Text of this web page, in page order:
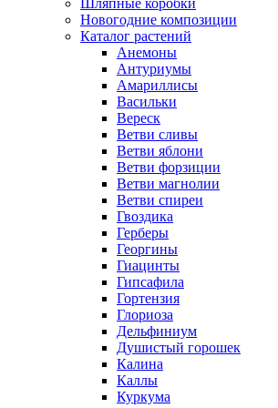
Шляпные коробки
Новогодние композиции
Каталог растений
Анемоны
Антуриумы
Амариллисы
Васильки
Вереск
Ветви сливы
Ветви яблони
Ветви форзиции
Ветви магнолии
Ветви спиреи
Гвоздика
Герберы
Георгины
Гиацинты
Гипсафила
Гортензия
Глориоза
Дельфиниум
Душистый горошек
Калина
Каллы
Куркума